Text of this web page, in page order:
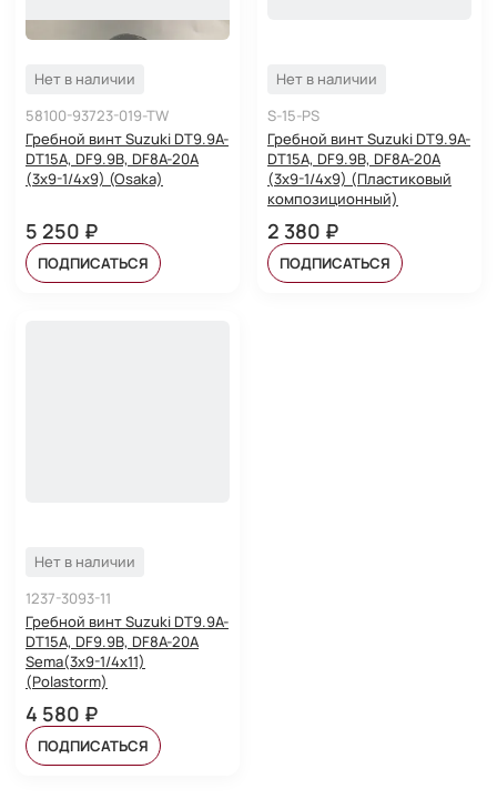
Нет в наличии
58100-93723-019-TW
Гребной винт Suzuki DT9.9A-
DT15A, DF9.9B, DF8A-20A
(3x9-1/4x9) (Osaka)
5 250 ₽
ПОДПИСАТЬСЯ
Нет в наличии
S-15-PS
Гребной винт Suzuki DT9.9A-
DT15A, DF9.9B, DF8A-20A
(3x9-1/4x9) (Пластиковый
композиционный)
2 380 ₽
ПОДПИСАТЬСЯ
Нет в наличии
1237-3093-11
Гребной винт Suzuki DT9.9A-
DT15A, DF9.9B, DF8A-20A
Sema(3x9-1/4x11)
(Polastorm)
4 580 ₽
ПОДПИСАТЬСЯ